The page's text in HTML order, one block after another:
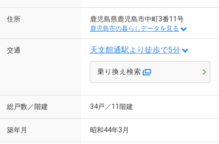
住所 鹿児島県鹿児島市中町3番11号
鹿児島市の暮らしデータを見る
交通 天文館通駅より徒歩で5分
乗り換え検索
総戸数／階建 34戸／11階建
築年月 昭和44年3月